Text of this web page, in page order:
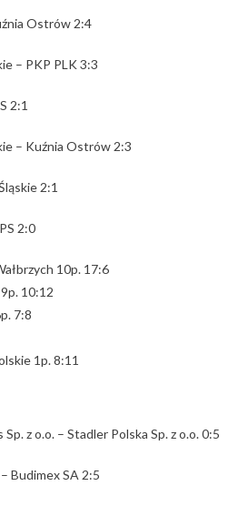
Ostrów 2:4
– PKP PLK 3:3
2:1
– Kuźnia Ostrów 2:3
2:1
2:0
10p. 17:6
10:12
7:8
1p. 8:11
z o.o. – Stadler Polska Sp. z o.o. 0:5
Budimex SA 2:5